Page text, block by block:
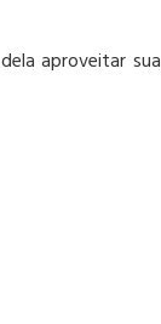
aproveitar sua